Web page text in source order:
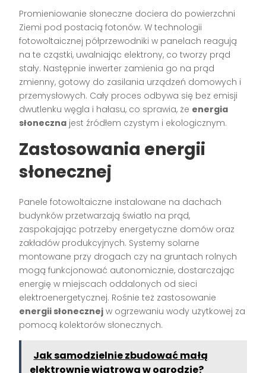
Promieniowanie słoneczne dociera do powierzchni
Ziemi pod postacią fotonów. W technologii
fotowoltaicznej półprzewodniki w panelach reagują
na te cząstki, uwalniając elektrony, co tworzy prąd
stały. Następnie inwerter zamienia go na prąd
zmienny, gotowy do zasilania urządzeń domowych i
przemysłowych. Cały proces odbywa się bez emisji
dwutlenku węgla i hałasu, co sprawia, że energia
słoneczna jest źródłem czystym i ekologicznym.
Zastosowania energii
słonecznej
Panele fotowoltaiczne instalowane na dachach
budynków przetwarzają światło na prąd,
zaspokajając potrzeby energetyczne domów oraz
zakładów produkcyjnych. Systemy solarne
montowane przy drogach czy na gruntach rolnych
mogą funkcjonować autonomicznie, dostarczając
energię w miejscach oddalonych od sieci
elektroenergetycznej. Rośnie też zastosowanie
energii słonecznej w ogrzewaniu wody użytkowej za
pomocą kolektorów słonecznych.
Jak samodzielnie zbudować małą
elektrownię wiatrową w ogrodzie?